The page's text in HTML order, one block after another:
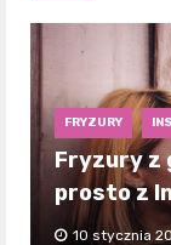
FRYZURY
Fryzury z
prosto z
10 stycznia